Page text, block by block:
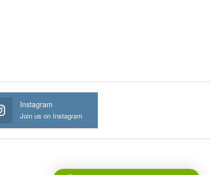
Instagram
Join us on Instagram